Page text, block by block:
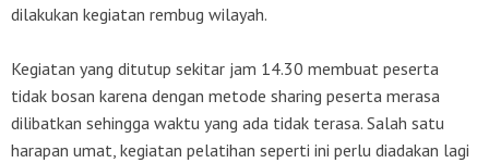
dilakukan kegiatan rembug wilayah.
Kegiatan yang ditutup sekitar jam 14.30 membuat peserta
tidak bosan karena dengan metode sharing peserta merasa
dilibatkan sehingga waktu yang ada tidak terasa. Salah satu
harapan umat, kegiatan pelatihan seperti ini perlu diadakan lagi